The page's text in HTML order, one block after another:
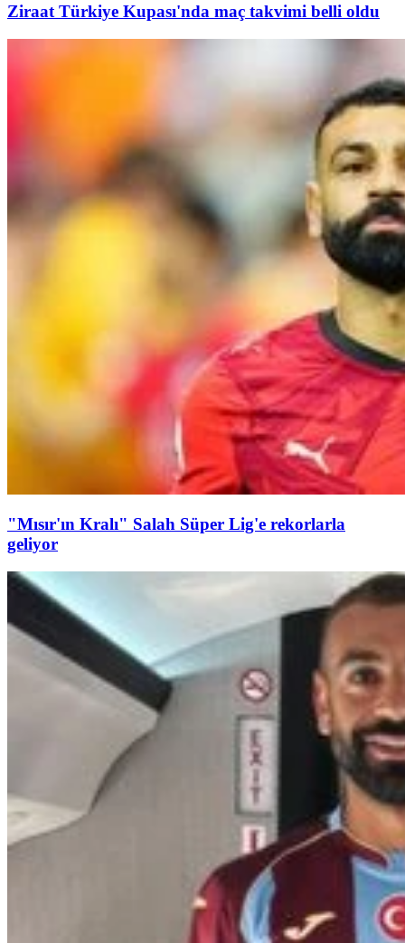
Ziraat Türkiye Kupası'nda maç takvimi belli oldu
"Mısır'ın Kralı" Salah Süper Lig'e rekorlarla
geliyor